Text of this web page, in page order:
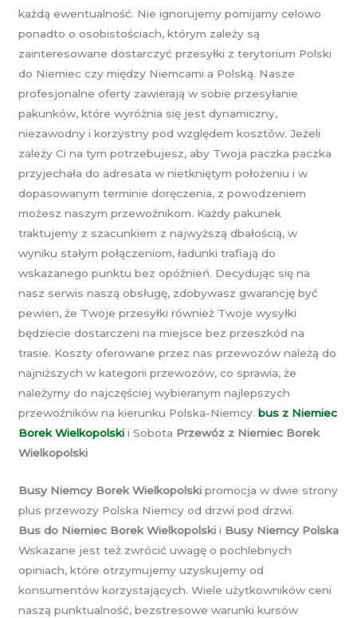
każdą ewentualność. Nie ignorujemy pomijamy celowo
ponadto o osobistościach, którym zależy są
zainteresowane dostarczyć przesyłki z terytorium Polski
do Niemiec czy między Niemcami a Polską. Nasze
profesjonalne oferty zawierają w sobie przesyłanie
pakunków, które wyróżnia się jest dynamiczny,
niezawodny i korzystny pod względem kosztów. Jeżeli
zależy Ci na tym potrzebujesz, aby Twoja paczka paczka
przyjechała do adresata w nietkniętym położeniu i w
dopasowanym terminie doręczenia, z powodzeniem
możesz naszym przewoźnikom. Każdy pakunek
traktujemy z szacunkiem z najwyższą dbałością, w
wyniku stałym połączeniom, ładunki trafiają do
wskazanego punktu bez opóźnień. Decydując się na
nasz serwis naszą obsługę, zdobywasz gwarancję być
pewien, że Twoje przesyłki również Twoje wysyłki
będziecie dostarczeni na miejsce bez przeszkód na
trasie. Koszty oferowane przez nas przewozów należą do
najniższych w kategorii przewozów, co sprawia, że
należymy do najczęściej wybieranym najlepszych
przewoźników na kierunku Polska-Niemcy. bus z Niemiec
Borek Wielkopolski i Sobota Przewóz z Niemiec Borek
Wielkopolski
Busy Niemcy Borek Wielkopolski promocja w dwie strony
plus przewozy Polska Niemcy od drzwi pod drzwi.
Bus do Niemiec Borek Wielkopolski i Busy Niemcy Polska
Wskazane jest też zwrócić uwagę o pochlebnych
opiniach, które otrzymujemy uzyskujemy od
konsumentów korzystających. Wiele użytkowników ceni
naszą punktualność, bezstresowe warunki kursów